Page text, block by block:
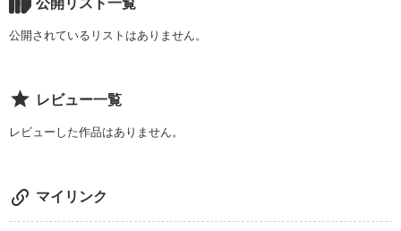
2人の高校卒業から大学生までのお話。
ハッピーエンドを迎えられるのか…
○
隣の席から始まるピュアでちょっとビターな恋
あなたの隣には違う人がいる
これが辛い恋だって分かってる…
初恋の人を10年も待ち続ける才色兼備
椎名さゆり 《Shina sayuri》
×
橘隼人 《Tatibana hayato》
公開リスト一覧
公開されているリストはありません。
レビュー一覧
レビューした作品はありません。
マイリンク